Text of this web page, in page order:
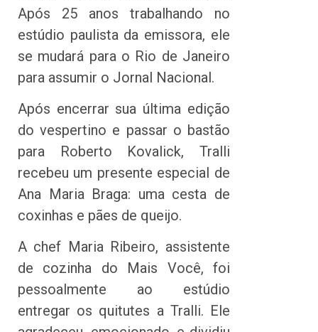
Após 25 anos trabalhando no
estúdio paulista da emissora, ele
se mudará para o Rio de Janeiro
para assumir o Jornal Nacional.
Após encerrar sua última edição
do vespertino e passar o bastão
para Roberto Kovalick, Tralli
recebeu um presente especial de
Ana Maria Braga: uma cesta de
coxinhas e pães de queijo.
A chef Maria Ribeiro, assistente
de cozinha do Mais Você, foi
pessoalmente ao estúdio
entregar os quitutes a Tralli. Ele